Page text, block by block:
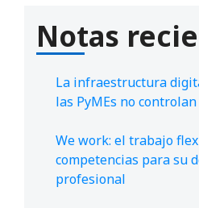
Notas
La infraestructura
las PyMEs no controlan
We work: el trabajo
competencias para su
profesional